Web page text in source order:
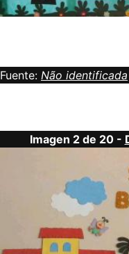
Fuente: Não identificada
Imagen 2 de 20 -